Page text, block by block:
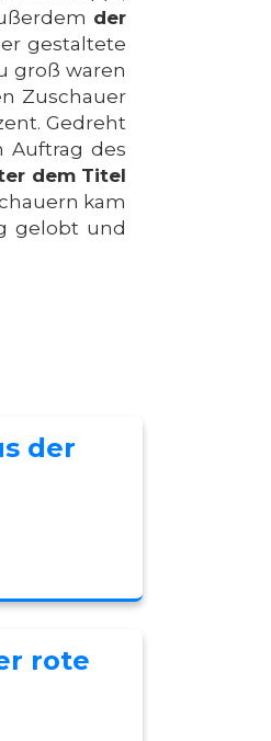
der
gestaltete
groß waren
Zuschauer
Gedreht
Auftrag des
dem Titel
kam
gelobt und
der
rote